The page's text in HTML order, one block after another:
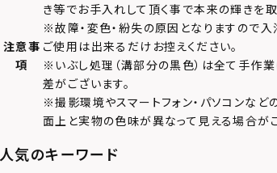
注意事
項
き等でお手入れして頂く事で本来の輝きを取
※故障・変色・紛失の原因となりますので
ご使用は出来るだけお控えください。
※いぶし処理（溝部分の黒色）は全て手作業
差がございます。
※撮影環境やスマートフォン・パソコンなど
面上と実物の色味が異なって見える場合がご